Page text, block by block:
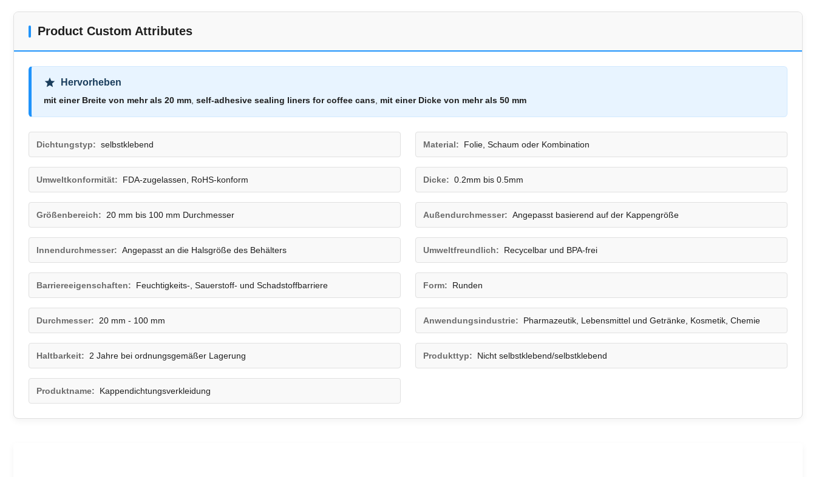
Product Custom Attributes
Hervorheben
mit einer Breite von mehr als 20 mm self-adhesive sealing liners for coffee cans mit einer Dicke von mehr als 50 mm
Dichtungstyp: selbstklebend Material: Folie, Schaum oder Kombination
Umweltkonformität: FDA-zugelassen, RoHS-konform Dicke: 0.2mm bis 0.5mm
Größenbereich: 20 mm bis 100 mm Durchmesser Außendurchmesser: Angepasst basierend auf der Kappengröße
Innendurchmesser: Angepasst an die Halsgröße des Behälters Umweltfreundlich: Recycelbar und BPA-frei
Barriereeigenschaften: Feuchtigkeits-, Sauerstoff- und Schadstoffbarriere Form: Runden
Durchmesser: 20 mm - 100 mm Anwendungsindustrie: Pharmazeutik, Lebensmittel und Getränke, Kosmetik, Chemie
Haltbarkeit: 2 Jahre bei ordnungsgemäßer Lagerung Produkttyp: Nicht selbstklebend/selbstklebend
Produktname: Kappendichtungsverkleidung